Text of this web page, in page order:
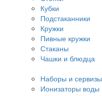
Кубки
Подстаканники
Кружки
Пивные кружки
Стаканы
Чашки и блюдца
Наборы и сервизы
Ионизаторы воды